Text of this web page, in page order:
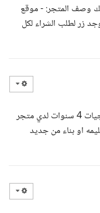
وصف المتجر: - موقع
زر لطلب الشراء لكل
السلام عليكم ورحمة الله انا اسامة خبرة بالبرمجيات 4 سنوات لدي متجر
او بناء من جديد